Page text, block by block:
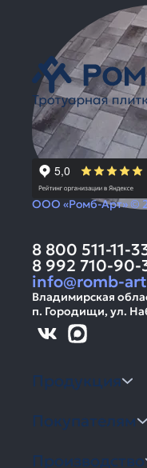
ООО «Ромб-Арт» ©
8 800 511-11-
8 992 710-90-
info@romb-
Владимирская
п. Городищи, ул.
Продукция
Покупателям
Производство